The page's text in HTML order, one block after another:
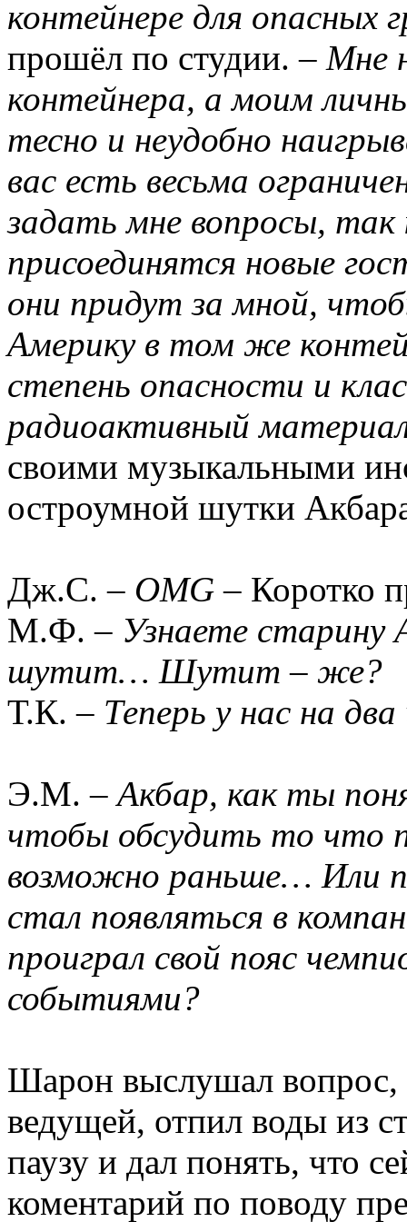
контейнере для опасных
прошёл по студии. – Мне
контейнера, а моим
тесно и неудобно
вас есть весьма
задать мне вопросы, так
присоединятся новые
они придут за мной,
Америку в том же
степень опасности и
радиоактивный
своими музыкальными
остроумной шутки
Дж.С. – OMG – Коротко
М.Ф. – Узнаете старину
шутит… Шутит – же?
Т.К. – Теперь у нас на
Э.М. –Акбар, как ты
чтобы обсудить то что
возможно раньше… Или
стал появляться в
проиграл свой пояс
событиями?
Шарон выслушал вопрос,
ведущей, отпил воды из
паузу и дал понять, что
коментарий по поводу